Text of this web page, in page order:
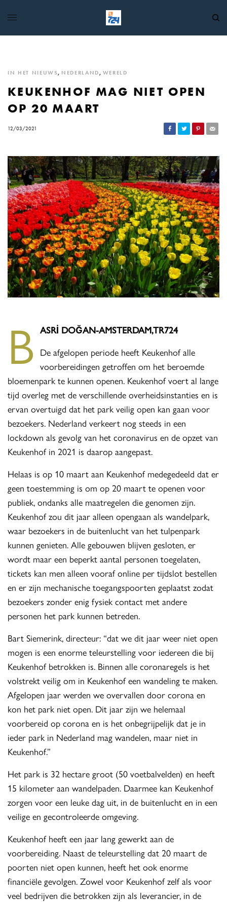
IN HET NIEUWS, NEDERLAND , WERELD
KEUKENHOF MAG NIET OPEN
OP 20 MAART
12/03/2021
B ASRİ DOĞAN-AMSTERDAM,TR724
De afgelopen periode heeft Keukenhof alle
voorbereidingen getroffen om het beroemde
bloemenpark te kunnen openen. Keukenhof voert al lange
tijd overleg met de verschillende overheidsinstanties en is
ervan overtuigd dat het park veilig open kan gaan voor
bezoekers. Nederland verkeert nog steeds in een
lockdown als gevolg van het coronavirus en de opzet van
Keukenhof in 2021 is daarop aangepast.
Helaas is op 10 maart aan Keukenhof medegedeeld dat er
geen toestemming is om op 20 maart te openen voor
publiek, ondanks alle maatregelen die genomen zijn.
Keukenhof zou dit jaar alleen opengaan als wandelpark,
waar bezoekers in de buitenlucht van het tulpenpark
kunnen genieten. Alle gebouwen blijven gesloten, er
wordt maar een beperkt aantal personen toegelaten,
tickets kan men alleen vooraf online per tijdslot bestellen
en er zijn mechanische toegangspoorten geplaatst zodat
bezoekers zonder enig fysiek contact met andere
personen het park kunnen betreden.
Bart Siemerink, directeur: “dat we dit jaar weer niet open
mogen is een enorme teleurstelling voor iedereen die bij
Keukenhof betrokken is. Binnen alle coronaregels is het
volstrekt veilig om in Keukenhof een wandeling te maken.
Afgelopen jaar werden we overvallen door corona en
kon het park niet open. Dit jaar zijn we helemaal
voorbereid op corona en is het onbegrijpelijk dat je in
ieder park in Nederland mag wandelen, maar niet in
Keukenhof.”
Het park is 32 hectare groot (50 voetbalvelden) en heeft
15 kilometer aan wandelpaden. Daarmee kan Keukenhof
zorgen voor een leuke dag uit, in de buitenlucht en in een
veilige en gecontroleerde omgeving.
Keukenhof heeft een jaar lang gewerkt aan de
voorbereiding. Naast de teleurstelling dat 20 maart de
poorten niet open kunnen, heeft het ook enorme
financiële gevolgen. Zowel voor Keukenhof zelf als voor
veel bedrijven die betrokken zijn als leverancier, in de